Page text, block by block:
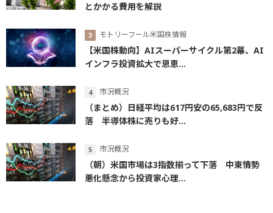
とかかる費用を解説
モトリーフール米国株情報
【米国株動向】AIスーパーサイクル第2幕、AI
インフラ投資拡大で恩恵...
市況概況
（まとめ）日経平均は617円安の65,683円で反
落 半導体株に売りも好...
市況概況
（朝）米国市場は3指数揃って下落 中東情勢
悪化懸念から投資家心理...